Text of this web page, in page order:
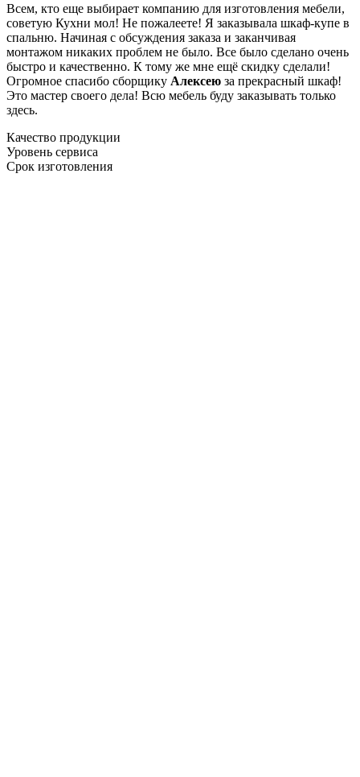
Всем, кто еще выбирает компанию для изготовления мебели,
советую Кухни мол! Не пожалеете! Я заказывала шкаф-купе в
спальню. Начиная с обсуждения заказа и заканчивая
монтажом никаких проблем не было. Все было сделано очень
быстро и качественно. К тому же мне ещё скидку сделали!
Огромное спасибо сборщику Алексею за прекрасный шкаф!
Это мастер своего дела! Всю мебель буду заказывать только
здесь.
Качество продукции
Уровень сервиса
Срок изготовления